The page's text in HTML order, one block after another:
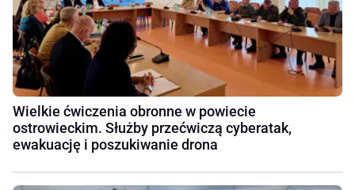
Wielkie ćwiczenia obronne w powiecie
ostrowieckim. Służby przećwiczą cyberatak,
ewakuację i poszukiwanie drona